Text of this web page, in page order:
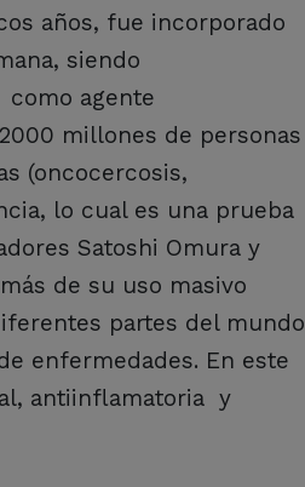
años, fue incorporado
siendo
agente
millones de personas
(oncocercosis,
lo cual es una prueba
Satoshi Omura y
de su uso masivo
partes del mundo
enfermedades. En este
antiinflamatoria y